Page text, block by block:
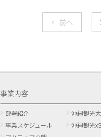
前へ
事業内容
部署紹介
事業スケジュール
沖縄観光
沖縄観光